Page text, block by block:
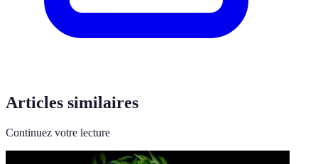
Articles similaires
Continuez votre lecture